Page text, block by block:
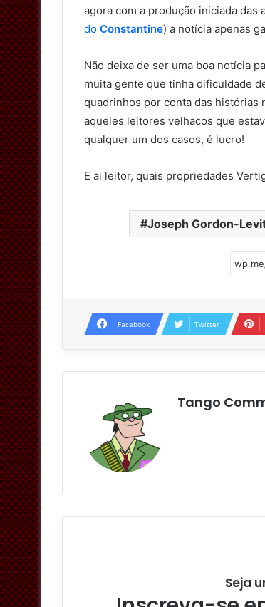
agora com a produção iniciada das
do Constantine) a notícia apenas
Não deixa de ser uma boa notícia
muita gente que tinha dificuldade
quadrinhos por conta das histórias
aqueles leitores velhacos que
qualquer um dos casos, é lucro!
E ai leitor, quais propriedades
Joseph Gordon-
Facebook Twitter
Tango
Seja